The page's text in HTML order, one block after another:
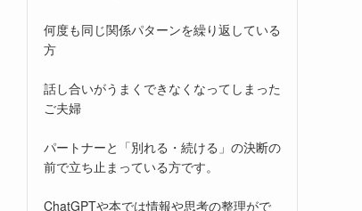
何度も同じ関係パターンを繰り返している
方
話し合いがうまくできなくなってしまった
ご夫婦
パートナーと「別れる・続ける」の決断の
前で立ち止まっている方です。
ChatGPTや本では情報や思考の整理がで